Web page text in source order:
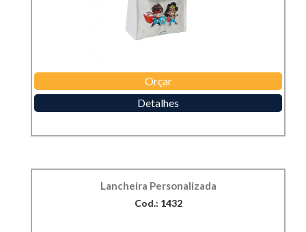
Orçar
Detalhes
Lancheira Personalizada
Cod.: 1432